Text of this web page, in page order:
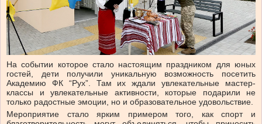
На событии которое стало настоящим праздником для юных
гостей, дети получили уникальную возможность посетить
Академию ФК “Рух”. Там их ждали увлекательные мастер-
классы и увлекательные активности, которые подарили не
только радостные эмоции, но и образовательное удовольствие.
Мероприятие стало ярким примером того, как спорт и